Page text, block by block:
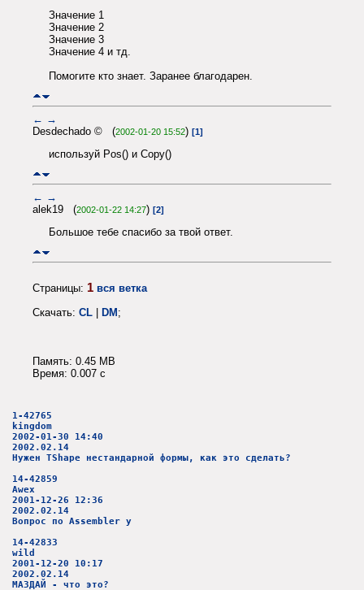
Значение 1
Значение 2
Значение 3
Значение 4 и тд.
Помогите кто знает. Заранее благодарен.
← →
Desdechado © (2002-01-20 15:52) [1]
используй Pos() и Copy()
← →
alek19 (2002-01-22 14:27) [2]
Большое тебе спасибо за твой ответ.
Страницы: 1 вся ветка
Скачать: CL | DM;
Память: 0.45 MB
Время: 0.007 c
1-42765
kingdom
2002-01-30 14:40
2002.02.14
Нужен TShape нестандарной формы, как это сделать?
14-42859
Awex
2001-12-26 12:36
2002.02.14
Вопрос по Assembler у
14-42833
wild
2001-12-20 10:17
2002.02.14
МАЗДАЙ - что это?